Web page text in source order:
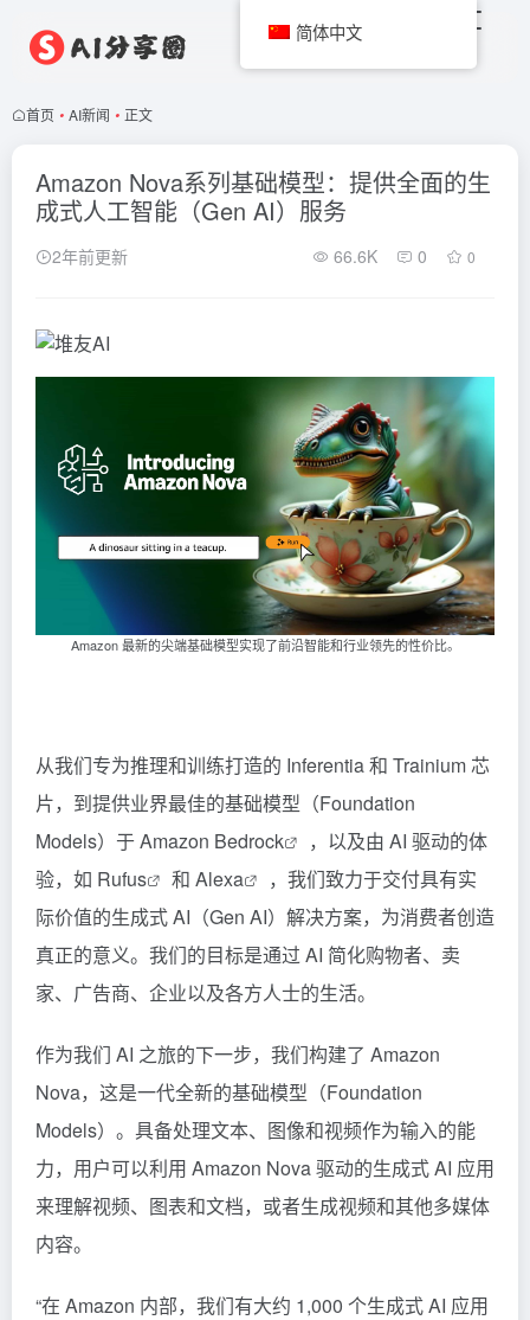
首页 • AI新闻 • 正文
Amazon Nova系列基础模型：提供全面的生
成式人工智能（Gen AI）服务
2年前更新 66.6K 0 0
Amazon 最新的尖端基础模型实现了前沿智能和行业领先的性价比。
从我们专为推理和训练打造的 Inferentia 和 Trainium 芯
片，到提供业界最佳的基础模型（Foundation
Models）于Amazon Bedrock
，以及由 AI 驱动的体
验，如 Rufus 和 Alexa
，我们致力于交付具有实
际价值的生成式 AI（Gen AI）解决方案，为消费者创造
真正的意义。我们的目标是通过 AI 简化购物者、卖
家、广告商、企业以及各方人士的生活。
作为我们 AI 之旅的下一步，我们构建了 Amazon
Nova，这是一代全新的基础模型（Foundation
Models）。具备处理文本、图像和视频作为输入的能
力，用户可以利用 Amazon Nova 驱动的生成式 AI 应用
来理解视频、图表和文档，或者生成视频和其他多媒体
内容。
“在 Amazon 内部，我们有大约 1,000 个生成式 AI 应用
简体中文